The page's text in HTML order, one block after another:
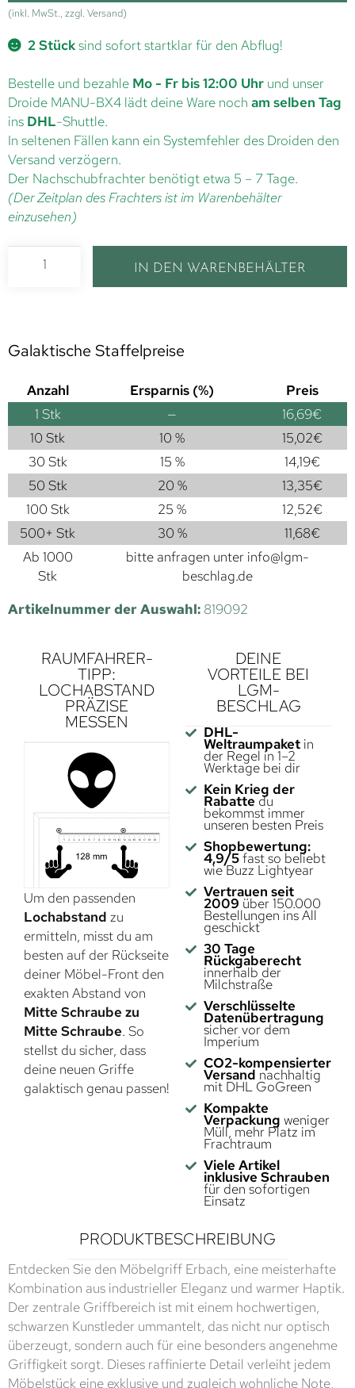
(inkl. MwSt., zzgl. Versand)
2 Stücksind sofort startklar für den Abflug!
Bestelle und bezahle Mo - Fr bis 12:00 Uhr und unser
Droide MANU-BX4 lädt deine Ware noch am selben Tag
ins DHL-Shuttle.
In seltenen Fällen kann ein Systemfehler des Droiden den
Versand verzögern.
Der Nachschubfrachter benötigt etwa 5 – 7 Tage.
(Der Zeitplan des Frachters ist im Warenbehälter
einzusehen)
IN DEN WARENBEHÄLTER
Galaktische Staffelpreise
Anzahl Ersparnis (%)
Preis
1 Stk — 16,69€
10 Stk
10 % 15,02€
30 Stk
15 % 14,19€
50 Stk
20 % 13,35€
100 Stk
25 % 12,52€
500+ Stk
30 % 11,68€
Ab 1000
Stk
bitte anfragen unter info@lgm-
beschlag.de
Artikelnummer der Auswahl: 819092
RAUMFAHRER-
TIPP:
LOCHABSTAND
PRÄZISE
MESSEN
Um den passenden
Lochabstand zu
ermitteln, misst du am
besten auf der Rückseite
deiner Möbel-Front den
exakten Abstand von
Mitte Schraube zu
Mitte Schraube. So
stellst du sicher, dass
deine neuen Griffe
galaktisch genau passen!
DEINE
VORTEILE BEI
LGM-
BESCHLAG
DHL-
Weltraumpaketin
der Regel in 1–2
Werktage bei dir
Kein Krieg der
Rabatte du
bekommst immer
unseren besten Preis
Shopbewertung:
4,9/5fast so beliebt
wie Buzz Lightyear
Vertrauen seit
2009 über 150.000
Bestellungen ins All
geschickt
30 Tage
Rückgaberecht
innerhalb der
Milchstraße
Verschlüsselte
Datenübertragung
sicher vor dem
Imperium
CO2-kompensierter
Versand nachhaltig
mit DHL GoGreen
Kompakte
Verpackung weniger
Müll, mehr Platz im
Frachtraum
Viele Artikel
inklusive Schrauben
für den sofortigen
Einsatz
PRODUKTBESCHREIBUNG
Entdecken Sie den Möbelgriff Erbach, eine meisterhafte
Kombination aus industrieller Eleganz und warmer Haptik.
Der zentrale Griffbereich ist mit einem hochwertigen,
schwarzen Kunstleder ummantelt, das nicht nur optisch
überzeugt, sondern auch für eine besonders angenehme
Griffigkeit sorgt. Dieses raffinierte Detail verleiht jedem
Möbelstück eine exklusive und zugleich wohnliche Note,